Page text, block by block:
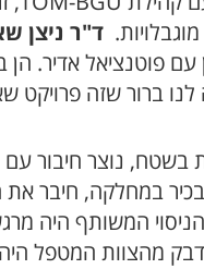
ד"ר ניצן
עם פוטנציאל אדיר.
ברור שזה פרויקט
נוצר חיבור
במחלקה, חיבר
המשותף היה
מהצוות